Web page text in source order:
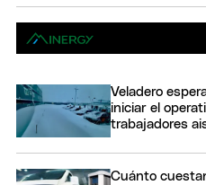
Veladero
iniciar el
trabajadores
Cuánto